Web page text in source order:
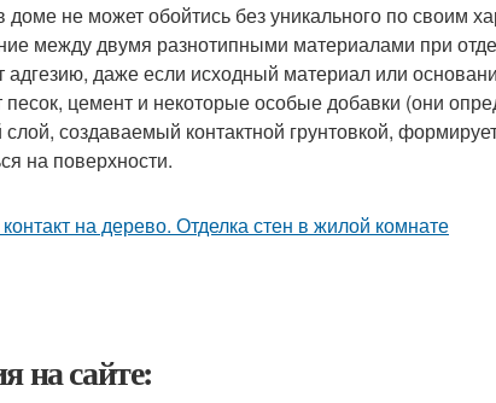
не может обойтись без уникального по своим
между двумя разнотипными материалами при
адгезию, даже если исходный материал или
песок, цемент и некоторые особые добавки (они
создаваемый контактной грунтовкой,
на поверхности.
на сайте: